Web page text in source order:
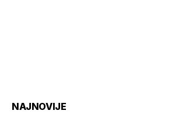
NAJNOVIJE